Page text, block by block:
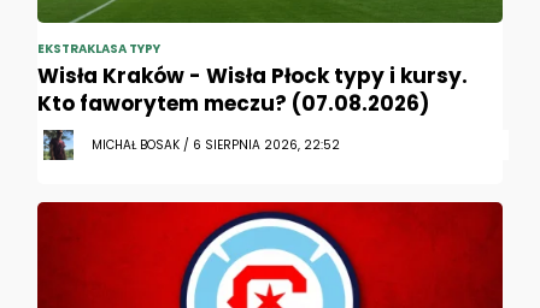
EKSTRAKLASA TYPY
Wisła Kraków - Wisła Płock typy i kursy.
Kto faworytem meczu? (07.08.2026)
MICHAŁ BOSAK / 6 SIERPNIA 2026, 22:52